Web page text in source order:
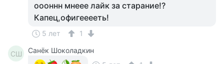
оооннн мнеее лайк за старание!?
Капец,офигееееть!
5 лет 1
СШ
Санёк Шоколадкин